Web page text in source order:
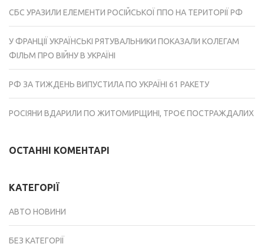
СБС УРАЗИЛИ ЕЛЕМЕНТИ РОСІЙСЬКОЇ ППО НА ТЕРИТОРІЇ РФ
У ФРАНЦІЇ УКРАЇНСЬКІ РЯТУВАЛЬНИКИ ПОКАЗАЛИ КОЛЕГАМ
ФІЛЬМ ПРО ВІЙНУ В УКРАЇНІ
РФ ЗА ТИЖДЕНЬ ВИПУСТИЛА ПО УКРАЇНІ 61 РАКЕТУ
РОСІЯНИ ВДАРИЛИ ПО ЖИТОМИРЩИНІ, ТРОЄ ПОСТРАЖДАЛИХ
ОСТАННІ КОМЕНТАРІ
КАТЕГОРІЇ
АВТО НОВИНИ
БЕЗ КАТЕГОРІЇ